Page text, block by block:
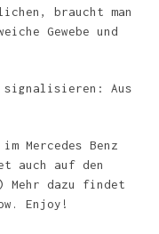
braucht man
Gewebe und
signalisieren: Aus
Mercedes Benz
auch auf den
Mehr dazu findet
Enjoy!